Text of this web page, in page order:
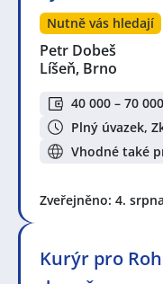
Nutně vás hledají
Petr Dobeš
Líšeň, Brno
40 000 – 70
Plný úvazek,
Vhodné také
Zveřejněno: 4. srpna
Kurýr pro